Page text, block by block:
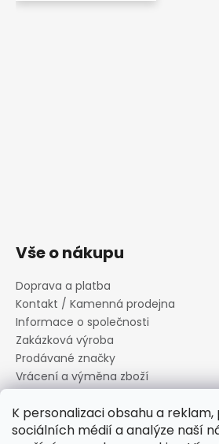
K personalizaci obsahu a
sociálních médií a analýze naší
Vše o nákupu
Doprava a platba
Kontakt / Kamenná prodejna
Informace o společnosti
Zakázková výroba
Prodávané značky
Vrácení a výměna zboží
Informace o souborech cookies
Reklamační řád